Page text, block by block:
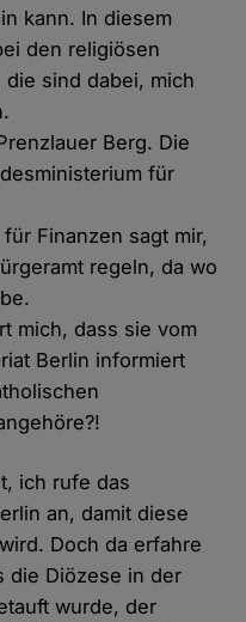
kann. In diesem
den religiösen
die sind dabei, mich
Berg. Die
für
Finanzen sagt mir,
regeln, da wo
mich, dass sie vom
Berlin informiert
ich rufe das
an, damit diese
Doch da erfahre
die Diözese in der
wurde, der